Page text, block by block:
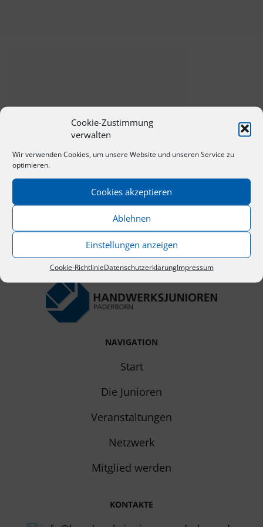
Cookie-Zustimmung
verwalten
Wir verwenden Cookies, um unsere Website und unseren Service zu
optimieren.
Cookies akzeptieren
Ablehnen
Einstellungen anzeigen
Cookie-RichtlinieDatenschutzerklärungImpressum
NAVIGATION
Start
Die Junioren
Veranstaltungen
Netzwerk
Mitglied werden
KONTAKTE